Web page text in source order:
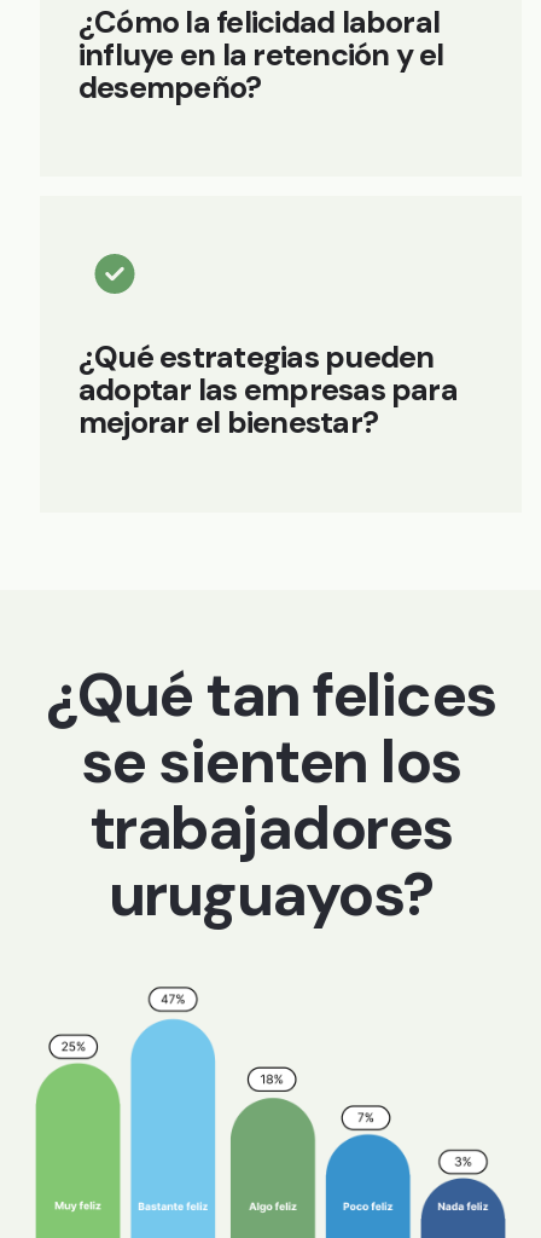
¿Cómo la felicidad laboral
influye en la retención y el
desempeño?
¿Qué estrategias pueden
adoptar las empresas para
mejorar el bienestar?
¿Qué tan felices
se sienten los
trabajadores
uruguayos?